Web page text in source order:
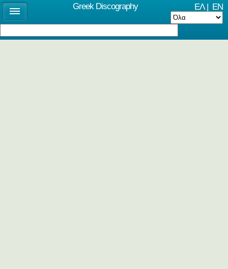
ΕΛ| EN
Greek Discography